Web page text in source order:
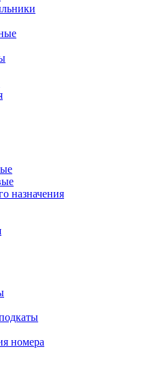
назначения
номера